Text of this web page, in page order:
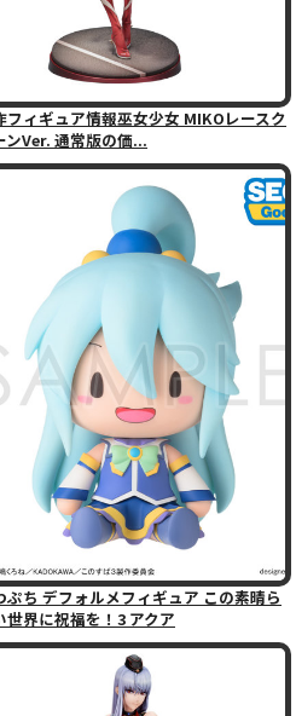
フィギュア情報巫女少女 MIKOレースク
ンVer. 通常版の価...
ぷち デフォルメフィギュア この素晴ら
世界に祝福を！3 アクア